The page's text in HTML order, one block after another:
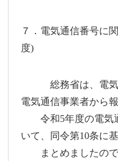
７．電気通信番号に
度)
総務省は、電気通
電気通信事業者から
令和5年度の電気
いて、同令第10条に
まとめましたので